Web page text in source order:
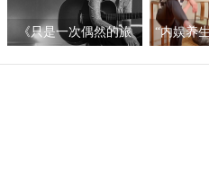
《只是一次偶然的旅
“内娱养